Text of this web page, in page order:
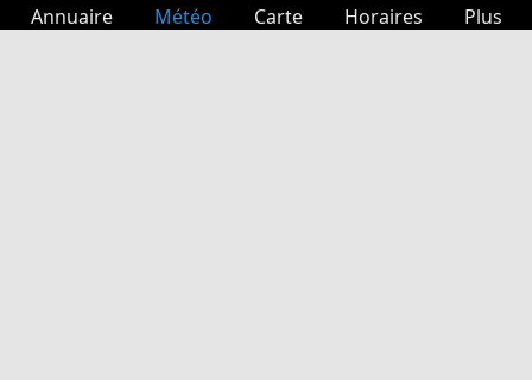
Annuaire Météo Carte Horaires Plus